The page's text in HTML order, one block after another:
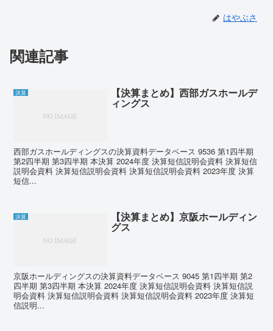
はやぶさ
関連記事
決算 【決算まとめ】西部ガスホールデ
ィングス
西部ガスホールディングスの決算資料データベース 9536 第1四半期
第2四半期 第3四半期 本決算 2024年度 決算短信説明会資料 決算短信
説明会資料 決算短信説明会資料 決算短信説明会資料 2023年度 決算
短信...
決算 【決算まとめ】京阪ホールディン
グス
京阪ホールディングスの決算資料データベース 9045 第1四半期 第2
四半期 第3四半期 本決算 2024年度 決算短信説明会資料 決算短信説
明会資料 決算短信説明会資料 決算短信説明会資料 2023年度 決算短
信説明...